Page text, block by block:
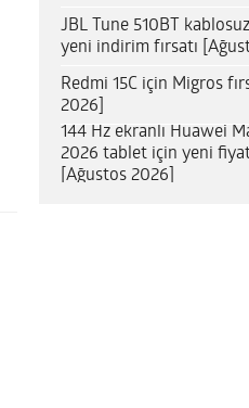
JBL Tune 510BT
yeni indirim fırsatı
Redmi 15C için Migros
2026]
144 Hz ekranlı Huawei
2026 tablet için yeni
[Ağustos 2026]